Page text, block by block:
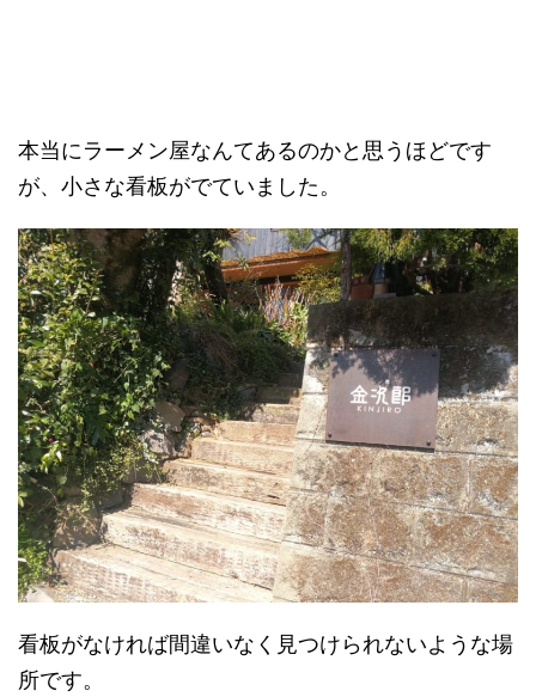
本当にラーメン屋なんてあるのかと思うほどです
が、小さな看板がでていました。
看板がなければ間違いなく見つけられないような場
所です。